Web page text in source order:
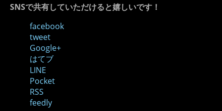
SNSで共有していただけると嬉しいです！
facebook
tweet
Google+
はてブ
LINE
Pocket
RSS
feedly